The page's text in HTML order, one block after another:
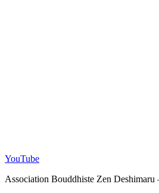
YouTube
Association Bouddhiste Zen Deshimaru